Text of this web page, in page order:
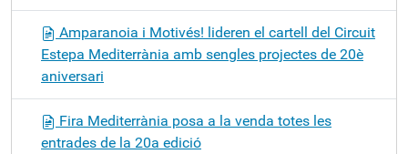
Amparanoia i Motivés! lideren el cartell del Circuit
Estepa Mediterrània amb sengles projectes de 20è
aniversari
Fira Mediterrània posa a la venda totes les
entrades de la 20a edició